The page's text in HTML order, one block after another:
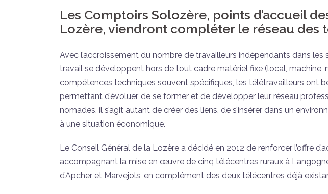
Les Comptoirs Solozère, points d’accueil
Lozère, viendront compléter le réseau des
Avec l’accroissement du nombre de travailleurs indépendants dans
travail se développent hors de tout cadre matériel fixe (local, machine,
compétences techniques souvent spécifiques, les télétravailleurs ont
permettant d’évoluer, de se former et de développer leur réseau
nomades, il s’agit autant de créer des liens, de s’insérer dans un
à une situation économique.
Le Conseil Général de la Lozère a décidé en 2012 de renforcer l’offre
accompagnant la mise en œuvre de cinq télécentres ruraux à
d’Apcher et Marvejols, en complément des deux télécentres déjà